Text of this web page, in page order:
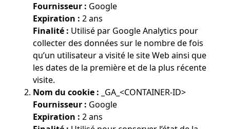
Fournisseur : Google
Expiration : 2 ans
Finalité : Utilisé par Google Analytics pour
collecter des données sur le nombre de fois
qu’un utilisateur a visité le site Web ainsi que
les dates de la première et de la plus récente
visite.
Nom du cookie : _GA_<CONTAINER-ID>
Fournisseur : Google
Expiration : 2 ans